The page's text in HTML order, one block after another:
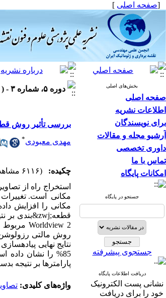
[صفحه اصلی ]
بخش‌های اصلی
صفحه اصلی
اطلاعات نشریه
برای نویسندگان
آرشیو مجله و مقالات
داوری تخصصی
تماس با ما
امکانات پایگاه
جستجو در پایگاه
جستجوی پیشرفته
دریافت اطلاعات پایگاه
نشانی پست الکترونیک
خود را برای دریافت
دوره ۵، شماره ۳ - ( ۱۱-۱۳۹۴ )
بررسی تأثیر روش
مهدی معبودی*
چکیده:
(۶۱۱۶ مشاهده)
استخراج راه از
مکانی است. تغییرات
مکانی را افزایش
قطعه&zwj;بندی بر
Worldview 2 مربوط
85% را نشان
پارامترها بر نتیجه
واژه‌های کلیدی: